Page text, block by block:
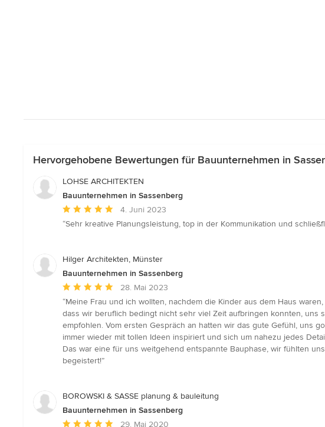
Hervorgehobene Bewertungen für Bauunternehmen in
LOHSE ARCHITEKTEN
Bauunternehmen in Sassenberg
Durchschnittliche
Bewertung:
5
4. Juni 2023
“Sehr kreative Planungsleistung, top in der Kommunikation und
Hilger Architekten, Münster
Bauunternehmen in Sassenberg
Durchschnittliche
Bewertung:
5
von
5
Sternen
28. Mai 2023
“Meine Frau und ich wollten, nachdem die Kinder aus dem Haus
dass wir beruflich bedingt nicht sehr viel Zeit aufbringen konnten,
empfohlen. Vom ersten Gespräch an hatten wir das gute Gefühl, uns
immer wieder mit tollen Ideen inspiriert und sich um nahezu jedes
Das war eine für uns weitgehend entspannte Bauphase, wir fühlten
begeistert!”
BOROWSKI & SASSE planung & bauleitung
Bauunternehmen in Sassenberg
Durchschnittliche29. Mai 2020